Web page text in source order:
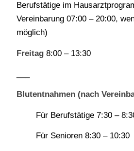
Berufstätige im
Vereinbarung 07:00 – 20:00,
möglich)
Freitag8:00 – 13:30
Blutentnahmen (nach
Für Berufstätige 7:30 –
Für Senioren 8:30 – 10:30